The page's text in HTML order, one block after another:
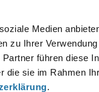
Medien
zu Ihrer
führen diese
die sie im Rahmen
.
Autor:
Herbert Gasteiner